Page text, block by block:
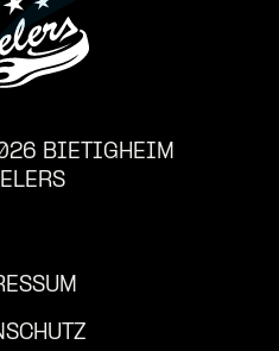
BIETIGHEIM